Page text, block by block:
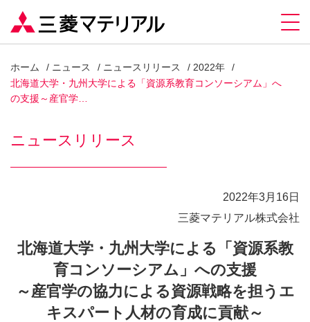
ホーム ニュース ニュースリリース
2022年
北海道大学・九州大学による「資源系教育コンソーシアム」へ
の支援～産官学…
ニュースリリース
2022年3月16日
三菱マテリアル株式会社
北海道大学・九州大学による「資源系教
育コンソーシアム」への支援
～産官学の協力による資源戦略を担うエ
キスパート人材の育成に貢献～